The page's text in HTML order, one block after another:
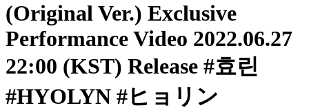
(Original Ver.) Exclusive
Performance Video 2022.06.27
22:00 (KST) Release #효린
#HYOLYN #ヒョリン